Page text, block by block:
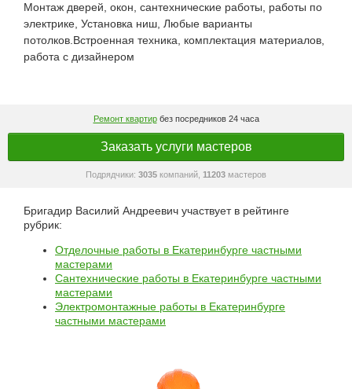
Монтаж дверей, окон, сантехнические работы, работы по
электрике, Установка ниш, Любые варианты
потолков.Встроенная техника, комплектация материалов,
работа с дизайнером
Ремонт квартирбез посредников 24 часа
Заказать услуги мастеров
Подрядчики: 3035 компаний, 11203 мастеров
Бригадир Василий Андреевич участвует в рейтинге
рубрик:
Отделочные работы в Екатеринбурге частными
мастерами
Сантехнические работы в Екатеринбурге частными
мастерами
Электромонтажные работы в Екатеринбурге
частными мастерами